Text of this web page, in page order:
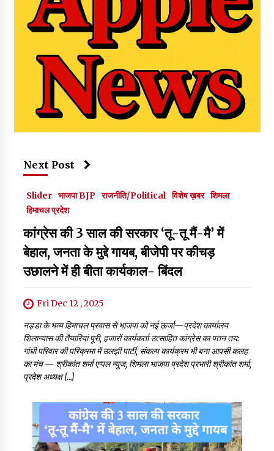
Next Post
Slider भाजपा BJP राजनीति/Political विशेष ख़बर शिमला
हिमाचल प्रदेश
कांग्रेस की 3 साल की सरकार ‘तू-तू मैं-मै’ में
बेहाल, जनता के मुद्दे गायब, बीजेपी पर कीचड़
उछालने में ही बीता कार्यकाल- बिंदल
Fri Dec 12 , 2025
नड्डा के भव्य हिमाचल प्रवास से भाजपा को नई ऊर्जा—प्रदेश कार्यालय
शिलान्यास की तैयारियां पूरी, हजारों कार्यकर्ता उत्साहित कांग्रेस का पतन तय:
गांधी परिवार की परिक्रमा में उलझी पार्टी, संकल्प कार्यक्रम भी बना आपसी कलह
का मंच — श्रीकांत शर्मा एप्पल न्यूज, शिमला भाजपा प्रदेश प्रभारी श्रीकांत शर्मा,
प्रदेश अध्यक्ष […]